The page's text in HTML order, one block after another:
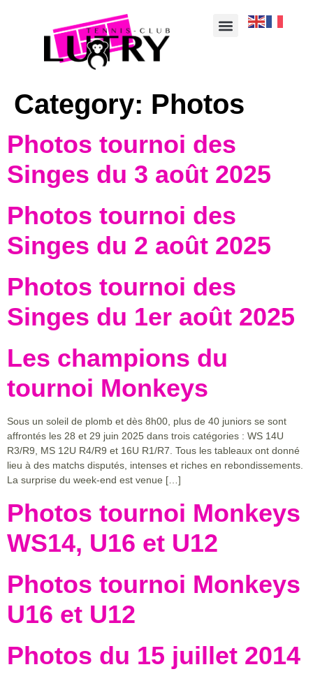
Category: Photos
Photos tournoi des
Singes du 3 août 2025
Photos tournoi des
Singes du 2 août 2025
Photos tournoi des
Singes du 1er août 2025
Les champions du
tournoi Monkeys
Sous un soleil de plomb et dès 8h00, plus de 40 juniors se sont
affrontés les 28 et 29 juin 2025 dans trois catégories : WS 14U
R3/R9, MS 12U R4/R9 et 16U R1/R7. Tous les tableaux ont donné
lieu à des matchs disputés, intenses et riches en rebondissements.
La surprise du week-end est venue […]
Photos tournoi Monkeys
WS14, U16 et U12
Photos tournoi Monkeys
U16 et U12
Photos du 15 juillet 2014